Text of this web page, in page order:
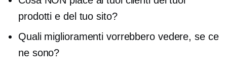
prodotti e del tuo sito?
Quali miglioramenti vorrebbero vedere, se ce
ne sono?